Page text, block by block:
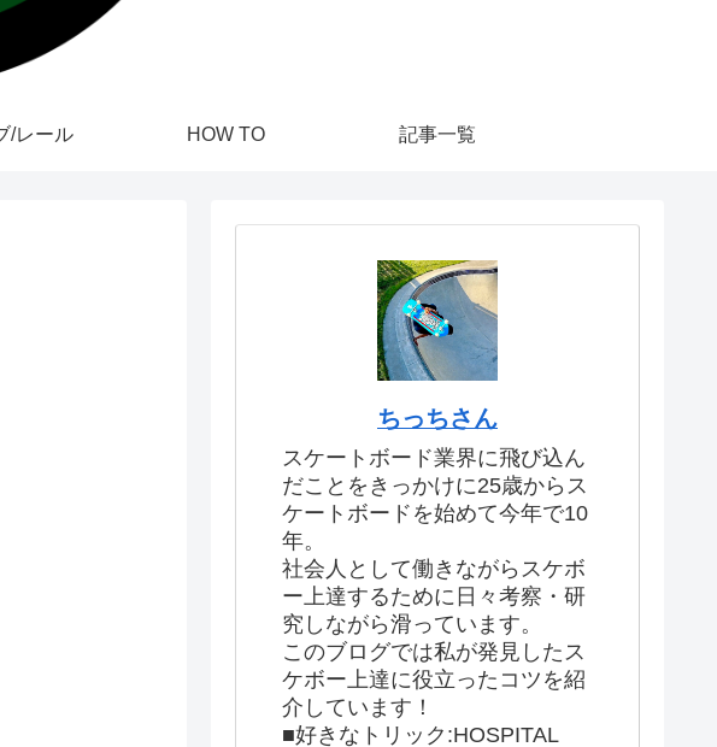
/レール HOW TO 記事一覧
ちっちさん
スケートボード業界に飛び込ん
だことをきっかけに25歳からス
ケートボードを始めて今年で10
年。
社会人として働きながらスケボ
ー上達するために日々考察・研
究しながら滑っています。
このブログでは私が発見したス
ケボー上達に役立ったコツを紹
介しています！
■好きなトリック:HOSPITAL